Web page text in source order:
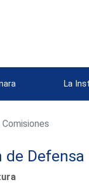
La
de Defensa